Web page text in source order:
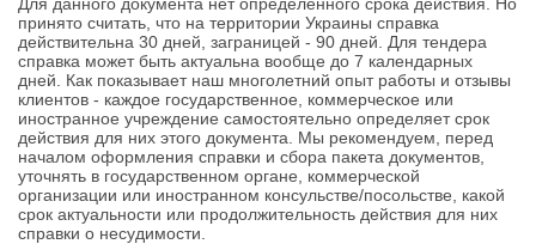
принято считать, что на территории Украины справка
действительна 30 дней, заграницей - 90 дней. Для тендера
справка может быть актуальна вообще до 7 календарных
дней. Как показывает наш многолетний опыт работы и отзывы
клиентов - каждое государственное, коммерческое или
иностранное учреждение самостоятельно определяет срок
действия для них этого документа. Мы рекомендуем, перед
началом оформления справки и сбора пакета документов,
уточнять в государственном органе, коммерческой
организации или иностранном консульстве/посольстве, какой
срок актуальности или продолжительность действия для них
справки о несудимости.